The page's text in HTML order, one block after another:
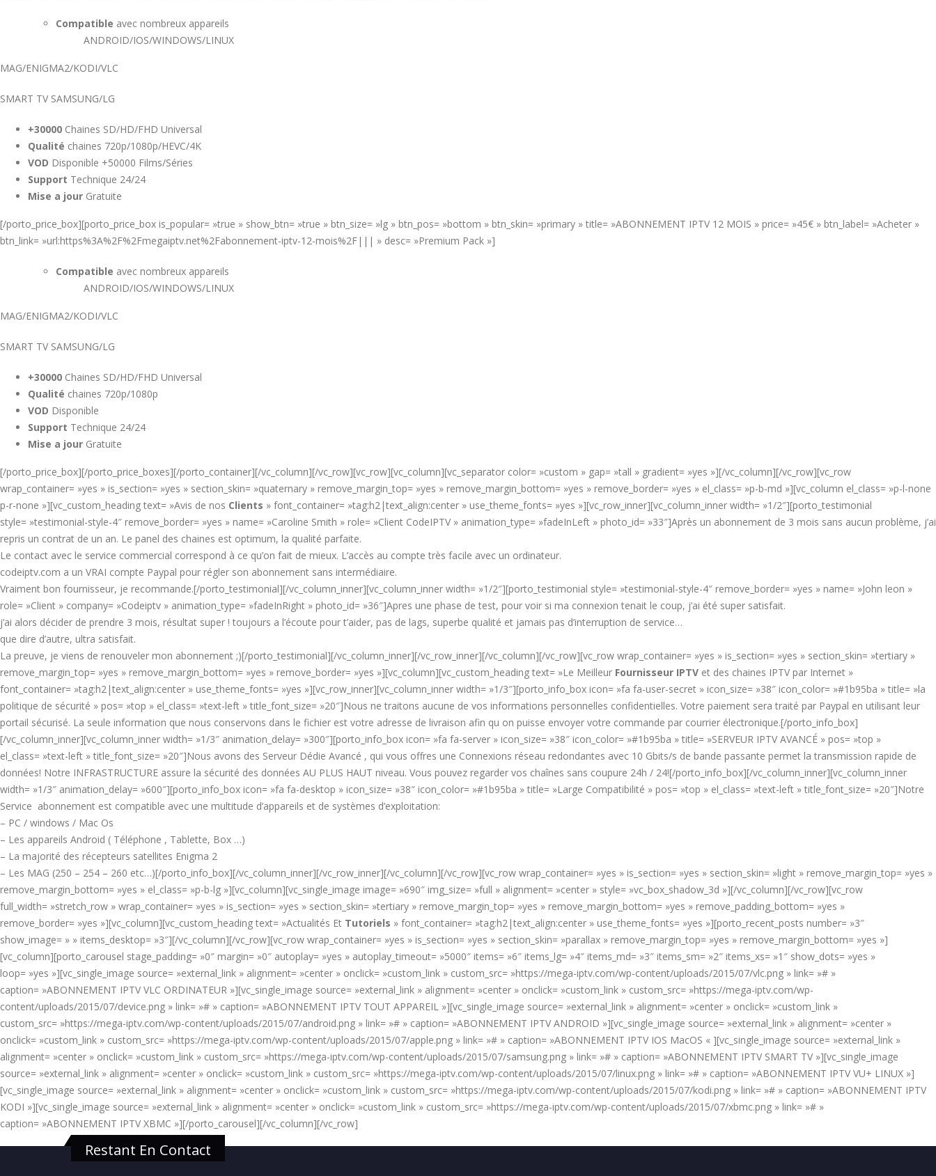
Compatible avec nombreux appareils
ANDROID/IOS/WINDOWS/LINUX
MAG/ENIGMA2/KODI/VLC
SMART TV SAMSUNG/LG
+30000 Chaines SD/HD/FHD Universal
Qualité chaines 720p/1080p/HEVC/4K
VOD Disponible +50000 Films/Séries
Support Technique 24/24
Mise a jour Gratuite
[/porto_price_box][porto_price_box is_popular= »true » show_btn= »true » btn_size= »lg » btn_pos= »bottom » btn_skin= »primary » title= »ABONNEMENT IPTV 12 MOIS » price= »45€ » btn_label= »Acheter »
btn_link= »url:https%3A%2F%2Fmegaiptv.net%2Fabonnement-iptv-12-mois%2F||| » desc= »Premium Pack »]
Compatible avec nombreux appareils
ANDROID/IOS/WINDOWS/LINUX
MAG/ENIGMA2/KODI/VLC
SMART TV SAMSUNG/LG
+30000 Chaines SD/HD/FHD Universal
Qualité chaines 720p/1080p
VOD Disponible
Support Technique 24/24
Mise a jour Gratuite
[/porto_price_box][/porto_price_boxes][/porto_container][/vc_column][/vc_row][vc_row][vc_column][vc_separator color= »custom » gap= »tall » gradient= »yes »][/vc_column][/vc_row][vc_row
wrap_container= »yes » is_section= »yes » section_skin= »quaternary » remove_margin_top= »yes » remove_margin_bottom= »yes » remove_border= »yes » el_class= »p-b-md »][vc_column el_class= »p-l-none
p-r-none »][vc_custom_heading text= »Avis de nos Clients » font_container= »tag:h2|text_align:center » use_theme_fonts= »yes »][vc_row_inner][vc_column_inner width= »1/2″][porto_testimonial
style= »testimonial-style-4″ remove_border= »yes » name= »Caroline Smith » role= »Client CodeIPTV » animation_type= »fadeInLeft » photo_id= »33″]Après un abonnement de 3 mois sans aucun problème, j’ai
repris un contrat de un an. Le panel des chaines est optimum, la qualité parfaite.
Le contact avec le service commercial correspond à ce qu’on fait de mieux. L’accès au compte très facile avec un ordinateur.
codeiptv.com a un VRAI compte Paypal pour régler son abonnement sans intermédiaire.
Vraiment bon fournisseur, je recommande.[/porto_testimonial][/vc_column_inner][vc_column_inner width= »1/2″][porto_testimonial style= »testimonial-style-4″ remove_border= »yes » name= »John leon »
role= »Client » company= »Codeiptv » animation_type= »fadeInRight » photo_id= »36″]Apres une phase de test, pour voir si ma connexion tenait le coup, j’ai été super satisfait.
j’ai alors décider de prendre 3 mois, résultat super ! toujours a l’écoute pour t’aider, pas de lags, superbe qualité et jamais pas d’interruption de service…
que dire d’autre, ultra satisfait.
La preuve, je viens de renouveler mon abonnement ;)[/porto_testimonial][/vc_column_inner][/vc_row_inner][/vc_column][/vc_row][vc_row wrap_container= »yes » is_section= »yes » section_skin= »tertiary »
remove_margin_top= »yes » remove_margin_bottom= »yes » remove_border= »yes »][vc_column][vc_custom_heading text= »Le Meilleur Fournisseur IPTV et des chaines IPTV par Internet »
font_container= »tag:h2|text_align:center » use_theme_fonts= »yes »][vc_row_inner][vc_column_inner width= »1/3″][porto_info_box icon= »fa fa-user-secret » icon_size= »38″ icon_color= »#1b95ba » title= »la
politique de sécurité » pos= »top » el_class= »text-left » title_font_size= »20″]Nous ne traitons aucune de vos informations personnelles confidentielles. Votre paiement sera traité par Paypal en utilisant leur
portail sécurisé. La seule information que nous conservons dans le fichier est votre adresse de livraison afin qu on puisse envoyer votre commande par courrier électronique.[/porto_info_box]
[/vc_column_inner][vc_column_inner width= »1/3″ animation_delay= »300″][porto_info_box icon= »fa fa-server » icon_size= »38″ icon_color= »#1b95ba » title= »SERVEUR IPTV AVANCÉ » pos= »top »
el_class= »text-left » title_font_size= »20″]Nous avons des Serveur Dédie Avancé , qui vous offres une Connexions réseau redondantes avec 10 Gbits/s de bande passante permet la transmission rapide de
données! Notre INFRASTRUCTURE assure la sécurité des données AU PLUS HAUT niveau. Vous pouvez regarder vos chaînes sans coupure 24h / 24![/porto_info_box][/vc_column_inner][vc_column_inner
width= »1/3″ animation_delay= »600″][porto_info_box icon= »fa fa-desktop » icon_size= »38″ icon_color= »#1b95ba » title= »Large Compatibilité » pos= »top » el_class= »text-left » title_font_size= »20″]Notre
Service abonnement est compatible avec une multitude d’appareils et de systèmes d’exploitation:
– PC / windows / Mac Os
– Les appareils Android ( Téléphone , Tablette, Box …)
– La majorité des récepteurs satellites Enigma 2
– Les MAG (250 – 254 – 260 etc…)[/porto_info_box][/vc_column_inner][/vc_row_inner][/vc_column][/vc_row][vc_row wrap_container= »yes » is_section= »yes » section_skin= »light » remove_margin_top= »yes »
remove_margin_bottom= »yes » el_class= »p-b-lg »][vc_column][vc_single_image image= »690″ img_size= »full » alignment= »center » style= »vc_box_shadow_3d »][/vc_column][/vc_row][vc_row
full_width= »stretch_row » wrap_container= »yes » is_section= »yes » section_skin= »tertiary » remove_margin_top= »yes » remove_margin_bottom= »yes » remove_padding_bottom= »yes »
remove_border= »yes »][vc_column][vc_custom_heading text= »Actualités Et Tutoriels » font_container= »tag:h2|text_align:center » use_theme_fonts= »yes »][porto_recent_posts number= »3″
show_image= » » items_desktop= »3″][/vc_column][/vc_row][vc_row wrap_container= »yes » is_section= »yes » section_skin= »parallax » remove_margin_top= »yes » remove_margin_bottom= »yes »]
[vc_column][porto_carousel stage_padding= »0″ margin= »0″ autoplay= »yes » autoplay_timeout= »5000″ items= »6″ items_lg= »4″ items_md= »3″ items_sm= »2″ items_xs= »1″ show_dots= »yes »
loop= »yes »][vc_single_image source= »external_link » alignment= »center » onclick= »custom_link » custom_src= »https://mega-iptv.com/wp-content/uploads/2015/07/vlc.png » link= »# »
caption= »ABONNEMENT IPTV VLC ORDINATEUR »][vc_single_image source= »external_link » alignment= »center » onclick= »custom_link » custom_src= »https://mega-iptv.com/wp-
content/uploads/2015/07/device.png » link= »# » caption= »ABONNEMENT IPTV TOUT APPAREIL »][vc_single_image source= »external_link » alignment= »center » onclick= »custom_link »
custom_src= »https://mega-iptv.com/wp-content/uploads/2015/07/android.png » link= »# » caption= »ABONNEMENT IPTV ANDROID »][vc_single_image source= »external_link » alignment= »center »
onclick= »custom_link » custom_src= »https://mega-iptv.com/wp-content/uploads/2015/07/apple.png » link= »# » caption= »ABONNEMENT IPTV IOS MacOS « ][vc_single_image source= »external_link »
alignment= »center » onclick= »custom_link » custom_src= »https://mega-iptv.com/wp-content/uploads/2015/07/samsung.png » link= »# » caption= »ABONNEMENT IPTV SMART TV »][vc_single_image
source= »external_link » alignment= »center » onclick= »custom_link » custom_src= »https://mega-iptv.com/wp-content/uploads/2015/07/linux.png » link= »# » caption= »ABONNEMENT IPTV VU+ LINUX »]
[vc_single_image source= »external_link » alignment= »center » onclick= »custom_link » custom_src= »https://mega-iptv.com/wp-content/uploads/2015/07/kodi.png » link= »# » caption= »ABONNEMENT IPTV
KODI »][vc_single_image source= »external_link » alignment= »center » onclick= »custom_link » custom_src= »https://mega-iptv.com/wp-content/uploads/2015/07/xbmc.png » link= »# »
caption= »ABONNEMENT IPTV XBMC »][/porto_carousel][/vc_column][/vc_row]
Restant En Contact